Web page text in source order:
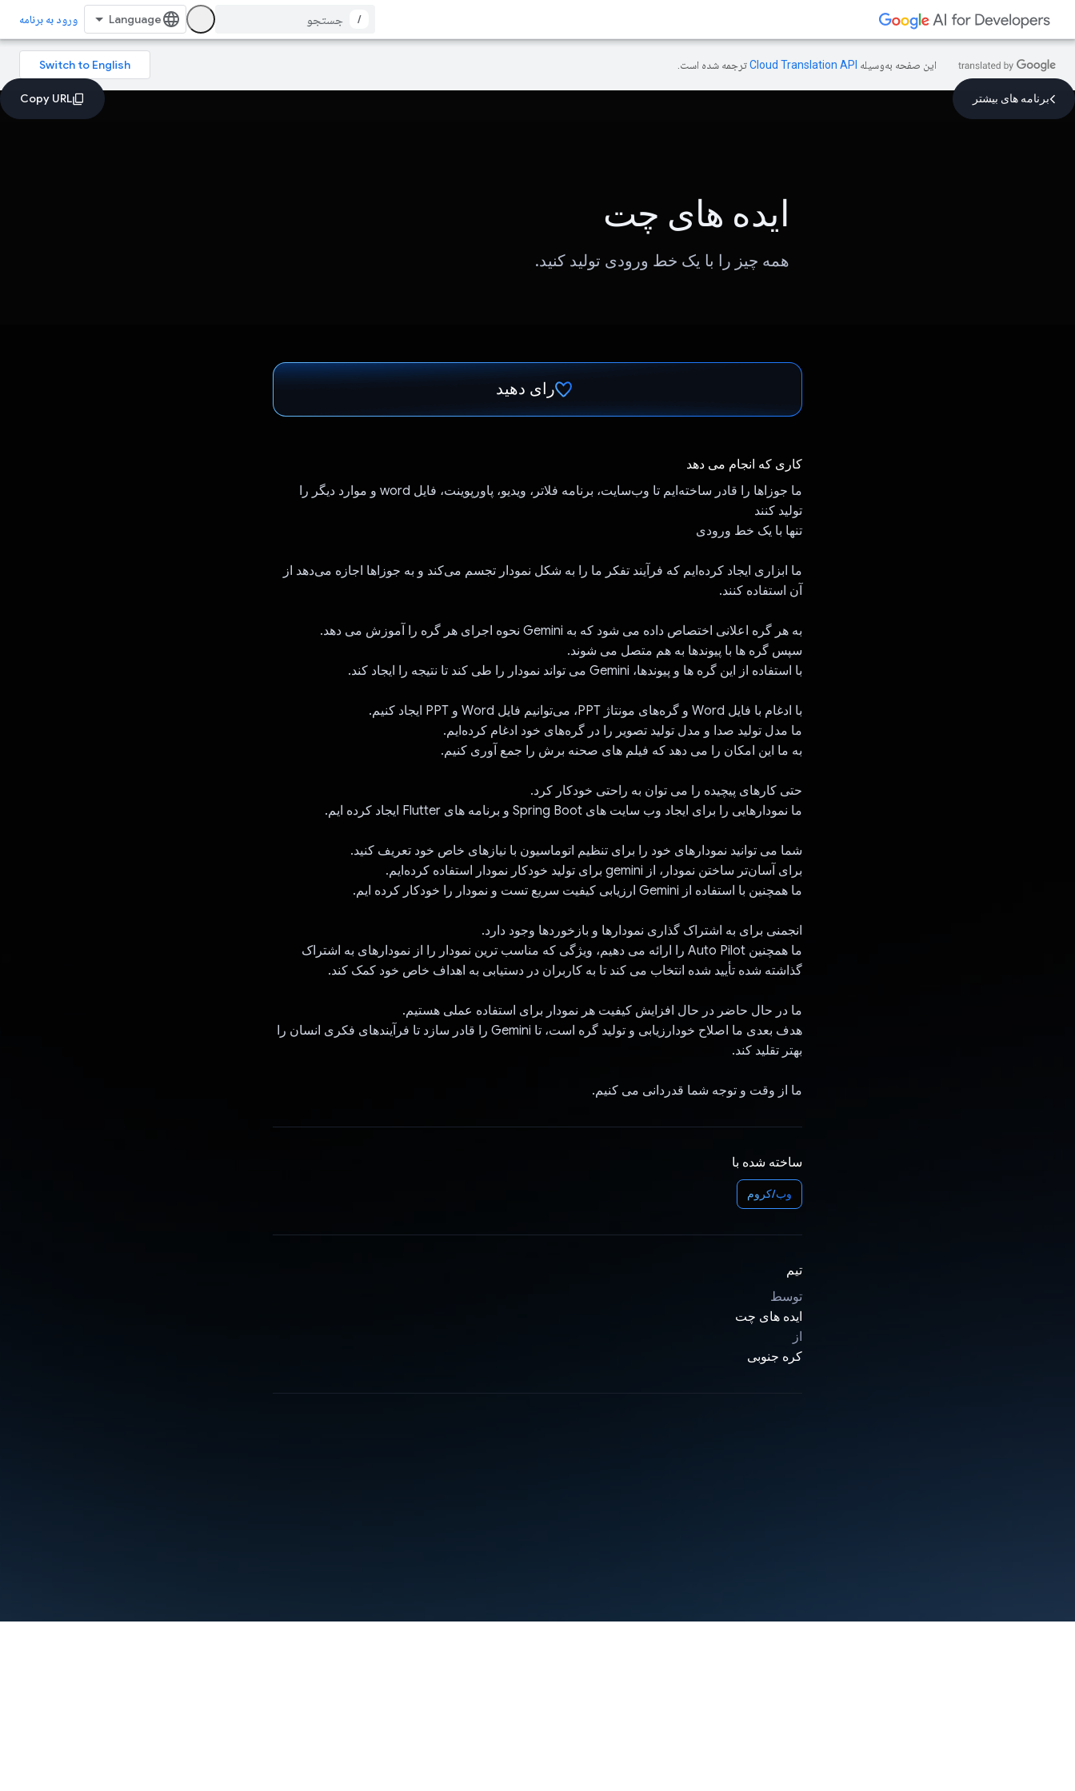
/ ورود به برنامه
این صفحه به‌وسیله ترجمه شده است.
برنامه های بیشتر
ایده های چت
همه چیز را با یک خط ورودی تولید کنید.
رای دهید
کاری که انجام می دهد
ما جوزاها را قادر ساخته‌ایم تا وب‌سایت، برنامه فلاتر، ویدیو، پاورپوینت، فایل word و موارد دیگر را
تولید کنند
تنها با یک خط ورودی
ما ابزاری ایجاد کرده‌ایم که فرآیند تفکر ما را به شکل نمودار تجسم می‌کند و به جوزاها اجازه می‌دهد از
آن استفاده کنند.
به هر گره اعلانی اختصاص داده می شود که به Gemini نحوه اجرای هر گره را آموزش می دهد.
سپس گره ها با پیوندها به هم متصل می شوند.
با استفاده از این گره ها و پیوندها، Gemini می تواند نمودار را طی کند تا نتیجه را ایجاد کند.
با ادغام با فایل Word و گره‌های مونتاژ PPT، می‌توانیم فایل Word و PPT ایجاد کنیم.
ما مدل تولید صدا و مدل تولید تصویر را در گره‌های خود ادغام کرده‌ایم.
به ما این امکان را می دهد که فیلم های صحنه برش را جمع آوری کنیم.
حتی کارهای پیچیده را می توان به راحتی خودکار کرد.
ما نمودارهایی را برای ایجاد وب سایت های Spring Boot و برنامه های Flutter ایجاد کرده ایم.
شما می توانید نمودارهای خود را برای تنظیم اتوماسیون با نیازهای خاص خود تعریف کنید.
برای آسان‌تر ساختن نمودار، از gemini برای تولید خودکار نمودار استفاده کرده‌ایم.
ما همچنین با استفاده از Gemini ارزیابی کیفیت سریع تست و نمودار را خودکار کرده ایم.
انجمنی برای به اشتراک گذاری نمودارها و بازخوردها وجود دارد.
ما همچنین Auto Pilot را ارائه می دهیم، ویژگی که مناسب ترین نمودار را از نمودارهای به اشتراک
گذاشته شده تأیید شده انتخاب می کند تا به کاربران در دستیابی به اهداف خاص خود کمک کند.
ما در حال حاضر در حال افزایش کیفیت هر نمودار برای استفاده عملی هستیم.
هدف بعدی ما اصلاح خودارزیابی و تولید گره است، تا Gemini را قادر سازد تا فرآیندهای فکری انسان را
بهتر تقلید کند.
ما از وقت و توجه شما قدردانی می کنیم.
ساخته شده با
وب/کروم
تیم
توسط
ایده های چت
از
کره جنوبی